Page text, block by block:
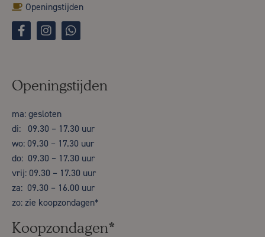
Openingstijden
Openingstijden
ma: gesloten
di: 09.30 – 17.30 uur
wo: 09.30 – 17.30 uur
do: 09.30 – 17.30 uur
vrij: 09.30 – 17.30 uur
za: 09.30 – 16.00 uur
zo: zie koopzondagen*
Koopzondagen*